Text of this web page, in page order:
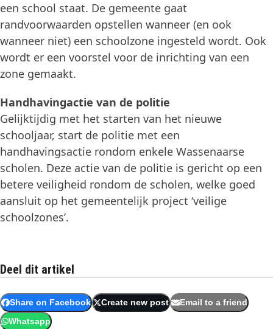
een school staat. De gemeente gaat
randvoorwaarden opstellen wanneer (en ook
wanneer niet) een schoolzone ingesteld wordt. Ook
wordt er een voorstel voor de inrichting van een
zone gemaakt.
Handhavingactie van de politie
Gelijktijdig met het starten van het nieuwe
schooljaar, start de politie met een
handhavingsactie rondom enkele Wassenaarse
scholen. Deze actie van de politie is gericht op een
betere veiligheid rondom de scholen, welke goed
aansluit op het gemeentelijk project ‘veilige
schoolzones’.
Deel dit artikel
Share on Facebook Create new post Email to a friend
Whatsapp